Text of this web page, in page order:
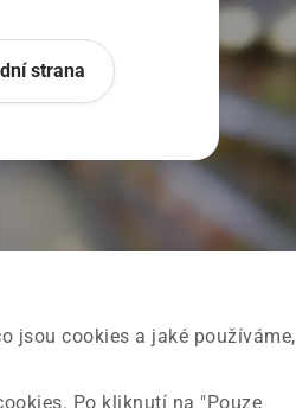
jsou cookies a jaké používáme,
Po kliknutí na "Pouze
strana